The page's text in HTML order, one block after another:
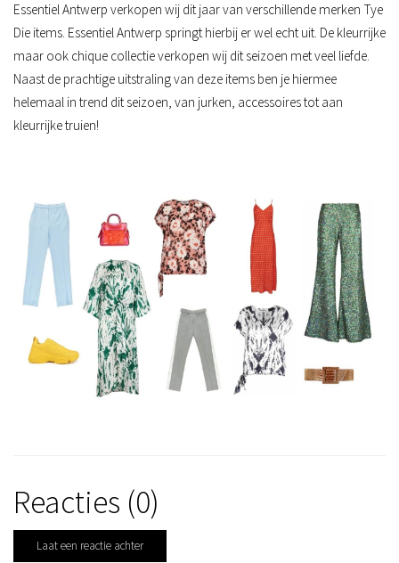
Essentiel Antwerp verkopen wij dit jaar van verschillende merken Tye
Die items. Essentiel Antwerp springt hierbij er wel echt uit. De kleurrijke
maar ook chique collectie verkopen wij dit seizoen met veel liefde.
Naast de prachtige uitstraling van deze items ben je hiermee
helemaal in trend dit seizoen, van jurken, accessoires tot aan
kleurrijke truien!
Reacties (0)
Laat een reactie achter